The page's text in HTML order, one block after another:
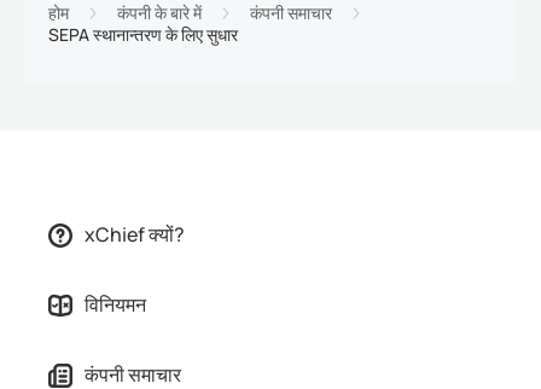
भागीदारों के लिये
होम कंपनी के बारे में
कंपनी समाचार
SEPA स्थानान्तरण के लिए सुधार
xChief क्यों?
विनियमन
कंपनी समाचार